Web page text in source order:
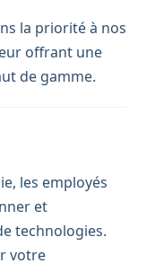
la priorité à nos
offrant une
de gamme.
les employés
et
technologies.
votre